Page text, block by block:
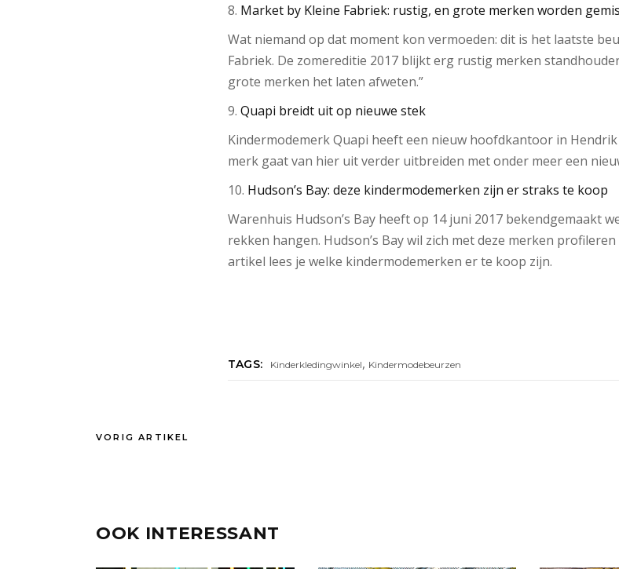
8. Market by Kleine Fabriek: rustig, en grote merken worden
Wat niemand op dat moment kon vermoeden: dit is het laatste
Fabriek. De zomereditie 2017 blijkt erg rustig merken
grote merken het laten afweten.”
9. Quapi breidt uit op nieuwe stek
Kindermodemerk Quapi heeft een nieuw hoofdkantoor in
merk gaat van hier uit verder uitbreiden met onder meer een
10. Hudson’s Bay: deze kindermodemerken zijn er straks te koop
Warenhuis Hudson’s Bay heeft op 14 juni 2017 bekendgemaakt
rekken hangen. Hudson’s Bay wil zich met deze merken
artikel lees je welke kindermodemerken er te koop zijn.
TAGS: Kinderkledingwinkel, Kindermodebeurzen
VORIG ARTIKEL
OOK INTERESSANT